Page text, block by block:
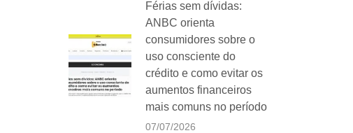
Férias sem dívidas:
ANBC orienta
consumidores sobre o
uso consciente do
crédito e como evitar os
aumentos financeiros
mais comuns no período
07/07/2026